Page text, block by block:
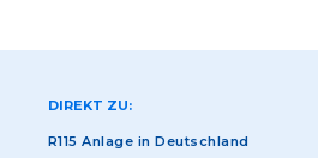
DIREKT ZU:
R115 Anlage in Deutschland